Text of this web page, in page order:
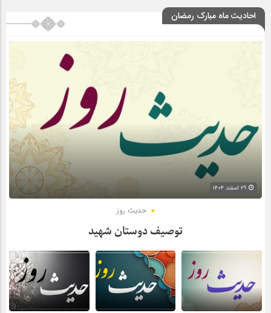
احادیث ماه مبارک رمضان
حدیث روز
توصیف دوستان شهید